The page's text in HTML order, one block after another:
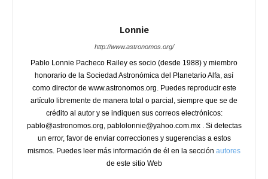
Lonnie
http://www.astronomos.org/
Pablo Lonnie Pacheco Railey es socio (desde 1988) y miembro
honorario de la Sociedad Astronómica del Planetario Alfa, así
como director de www.astronomos.org. Puedes reproducir este
artículo libremente de manera total o parcial, siempre que se de
crédito al autor y se indiquen sus correos electrónicos:
pablo@astronomos.org, pablolonnie@yahoo.com.mx . Si detectas
un error, favor de enviar correcciones y sugerencias a estos
mismos. Puedes leer más información de él en la sección autores
de este sitio Web